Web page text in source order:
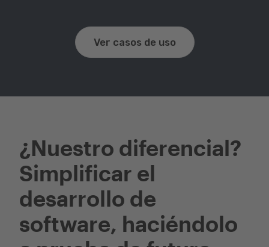
Ver casos de uso
¿Nuestro diferencial?
Simplificar el
desarrollo de
software, haciéndolo